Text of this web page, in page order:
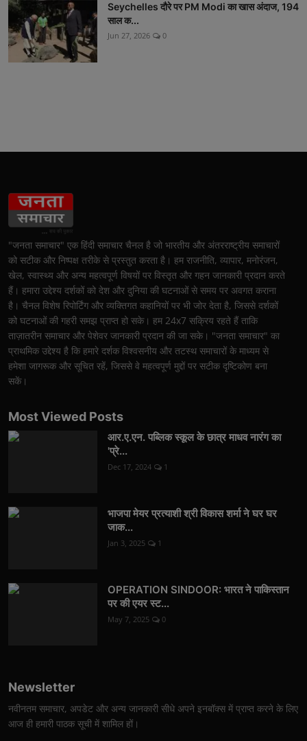
Seychelles दौरे पर PM Modi का खास अंदाज, 194
साल क...
Jun 27, 2026 0
"जनता समाचार" एक हिंदी समाचार चैनल है जो भारतीय और अंतरराष्ट्रीय समाचारों
को सटीक और निष्पक्ष तरीके से प्रस्तुत करता है। हम राजनीति, व्यापार, मनोरंजन,
खेल, स्वास्थ्य और अन्य महत्वपूर्ण विषयों पर विस्तृत और गहन जानकारी प्रदान करते
हैं। हमारा उद्देश्य दर्शकों को देश और दुनिया की घटनाओं से समय पर अवगत कराना
है। चैनल विशेष रिपोर्टिंग और व्यक्तिगत कहानियों पर भी जोर देता है, जिससे दर्शकों
को घटनाओं की गहरी समझ प्राप्त हो सके। हम 24x7 सक्रिय रहते हैं ताकि
ताज़ातरीन समाचार और पेशेवर जानकारी प्रदान की जा सके। "जनता समाचार" का
प्राथमिक उद्देश्य है कि हमारे दर्शक विश्वसनीय और तटस्थ समाचारों के माध्यम से
हमेशा जागरूक और सूचित रहें, जिससे वे महत्वपूर्ण मुद्दों पर सटीक दृष्टिकोण बना
सकें।
Most Viewed Posts
आर.ए.एन. पब्लिक स्कूल के छात्र माधव नारंग का
'प्रे...
Dec 17, 2024 1
भाजपा मेयर प्रत्याशी श्री विकास शर्मा ने घर घर
जाक...
Jan 3, 2025 1
OPERATION SINDOOR: भारत ने पाकिस्तान
पर की एयर स्ट...
May 7, 2025 0
Newsletter
नवीनतम समाचार, अपडेट और अन्य जानकारी सीधे अपने इनबॉक्स में प्राप्त करने के लिए
आज ही हमारी पाठक सूची में शामिल हों।